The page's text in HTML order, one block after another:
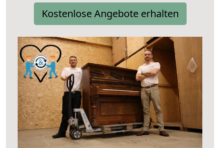
Kostenlose Angebote erhalten